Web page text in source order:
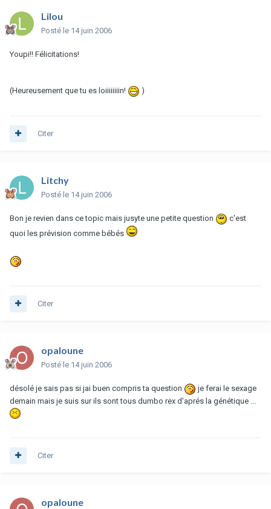
Lilou
Posté le 14 juin 2006
Youpi!! Félicitations!
(Heureusement que tu es loiiiiiiiin! )
Citer
Litchy
Posté le 14 juin 2006
Bon je revien dans ce topic mais jusyte une petite question
c'est
quoi les prévision comme bébés
Citer
opaloune
Posté le 14 juin 2006
désolé je sais pas si jai buen compris ta question
je ferai le sexage
demain mais je suis sur ils sont tous dumbo rex d'aprés la génétique ...
Citer
opaloune